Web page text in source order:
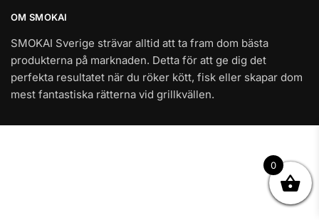
OM SMOKAI
SMOKAI Sverige strävar alltid att ta fram dom bästa
produkterna på marknaden. Detta för att ge dig det
perfekta resultatet när du röker kött, fisk eller skapar dom
mest fantastiska rätterna vid grillkvällen.
0